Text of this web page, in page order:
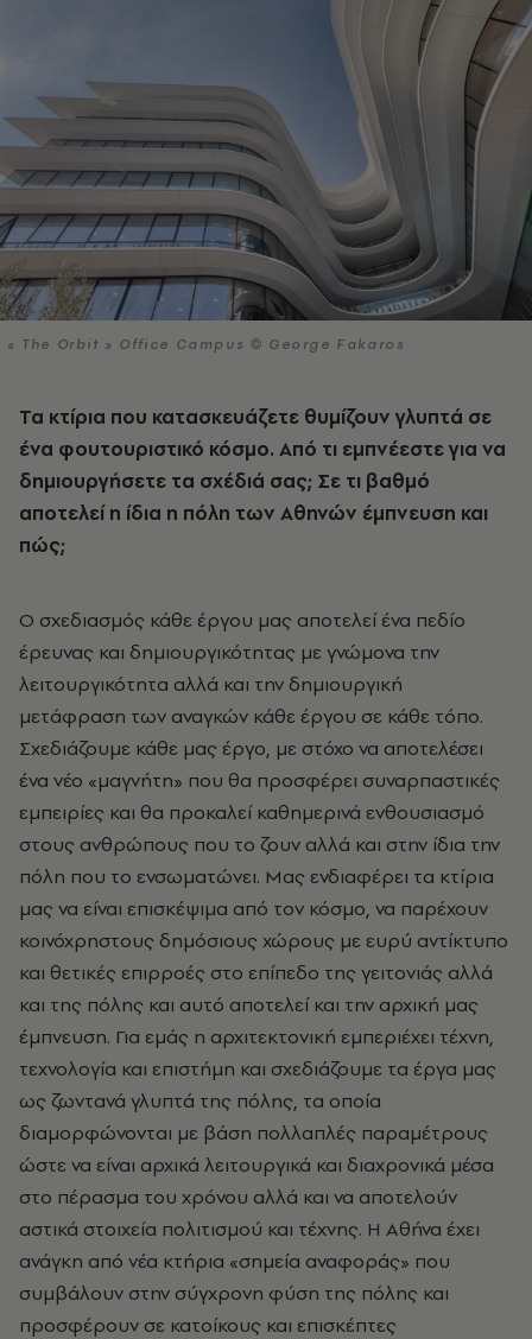
« The Orbit » Office Campus © George Fakaros
Τα κτίρια που κατασκευάζετε θυμίζουν γλυπτά σε
ένα φουτουριστικό κόσμο. Από τι εμπνέεστε για να
δημιουργήσετε τα σχέδιά σας; Σε τι βαθμό
αποτελεί η ίδια η πόλη των Αθηνών έμπνευση και
πώς;
Ο σχεδιασμός κάθε έργου μας αποτελεί ένα πεδίο
έρευνας και δημιουργικότητας με γνώμονα την
λειτουργικότητα αλλά και την δημιουργική
μετάφραση των αναγκών κάθε έργου σε κάθε τόπο.
Σχεδιάζουμε κάθε μας έργο, με στόχο να αποτελέσει
ένα νέο «μαγνήτη» που θα προσφέρει συναρπαστικές
εμπειρίες και θα προκαλεί καθημερινά ενθουσιασμό
στους ανθρώπους που το ζουν αλλά και στην ίδια την
πόλη που το ενσωματώνει. Μας ενδιαφέρει τα κτίρια
μας να είναι επισκέψιμα από τον κόσμο, να παρέχουν
κοινόχρηστους δημόσιους χώρους με ευρύ αντίκτυπο
και θετικές επιρροές στο επίπεδο της γειτονιάς αλλά
και της πόλης και αυτό αποτελεί και την αρχική μας
έμπνευση. Για εμάς η αρχιτεκτονική εμπεριέχει τέχνη,
τεχνολογία και επιστήμη και σχεδιάζουμε τα έργα μας
ως ζωντανά γλυπτά της πόλης, τα οποία
διαμορφώνονται με βάση πολλαπλές παραμέτρους
ώστε να είναι αρχικά λειτουργικά και διαχρονικά μέσα
στο πέρασμα του χρόνου αλλά και να αποτελούν
αστικά στοιχεία πολιτισμού και τέχνης. Η Αθήνα έχει
ανάγκη από νέα κτήρια «σημεία αναφοράς» που
συμβάλουν στην σύγχρονη φύση της πόλης και
προσφέρουν σε κατοίκους και επισκέπτες